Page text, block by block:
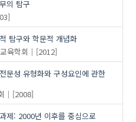
의 탐구
탐구와 학문적 개념화
육학회
[2012]
문성 유형화와 구성요인에 관한
[2008]
제: 2000년 이후를 중심으로